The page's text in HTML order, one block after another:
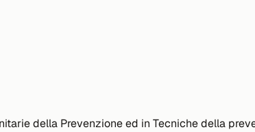
della Prevenzione ed in Tecniche della